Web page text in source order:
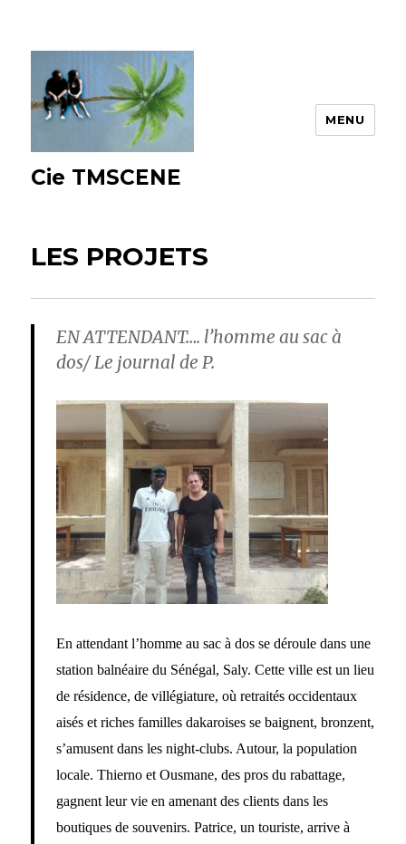
Cie TMSCENE
MENU
LES PROJETS
EN ATTENDANT…. l’homme au sac à
dos/ Le journal de P.
En attendant l’homme au sac à dos se déroule dans une
station balnéaire du Sénégal, Saly. Cette ville est un lieu
de résidence, de villégiature, où retraités occidentaux
aisés et riches familles dakaroises se baignent, bronzent,
s’amusent dans les night-clubs. Autour, la population
locale. Thierno et Ousmane, des pros du rabattage,
gagnent leur vie en amenant des clients dans les
boutiques de souvenirs. Patrice, un touriste, arrive à